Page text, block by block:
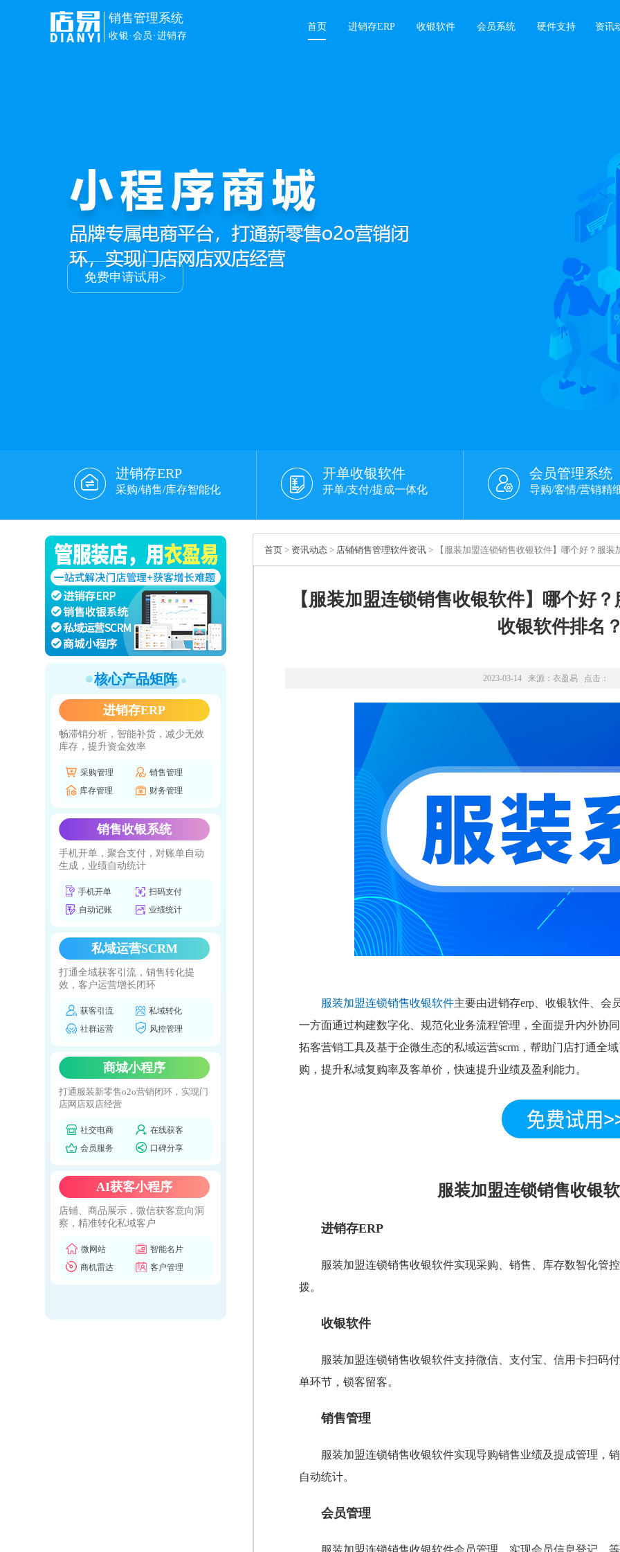
销售管理系统
收银·会员·进销存
首页 进销存ERP 收银软件 会员系统 硬件支持 资讯
解决门店进销存+会员+收银+业绩增长难题，
让生意更容易
申请免费试用>
免费申请试用>
进销存ERP
采购/销售/库存智能化
开单收银软件
开单/支付/提成一体化
会员管理系统
导购/客情/营销精
核心产品矩阵
进销存ERP
畅滞销分析，智能补货，减少无效
库存，提升资金效率
采购管理
销售管理
库存管理
财务管理
销售收银系统
手机开单，聚合支付，对账单自动
生成，业绩自动统计
手机开单
扫码支付
自动记账
业绩统计
私域运营SCRM
打通全域获客引流，销售转化提
效，客户运营增长闭环
获客引流
私域转化
社群运营
风控管理
商城小程序
打通服装新零售o2o营销闭环，实现门
店网店双店经营
社交电商
在线获客
会员服务
口碑分享
AI获客小程序
店铺、商品展示，微信获客意向洞
察，精准转化私域客户
微网站
智能名片
商机雷达
客户管理
首页 > 资讯动态 > 店铺销售管理软件资讯 > 【服装加盟连锁销售收银软件】哪个好？服
【服装加盟连锁销售收银软件】哪个好
收银软件排名
2023-03-14 来源： 衣盈易 点击：
服装加盟连锁销售收银软件主要由进销存erp、收银软件、会
一方面通过构建数字化、规范化业务流程管理，全面提升内外协
拓客营销工具及基于企微生态的私域运营scrm，帮助门店打通全
购，提升私域复购率及客单价，快速提升业绩及盈利能力。
服装加盟连锁销售收银
进销存ERP
服装加盟连锁销售收银软件实现采购、销售、库存数智化管
拨。
收银软件
服装加盟连锁销售收银软件支持微信、支付宝、信用卡扫码
单环节，锁客留客。
销售管理
服装加盟连锁销售收银软件实现导购销售业绩及提成管理，
自动统计。
会员管理
服装加盟连锁销售收银软件会员管理，实现会员信息登记、